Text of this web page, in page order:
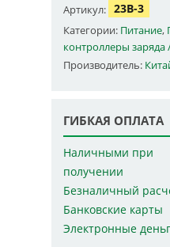
Артикул: 23B-3
Категории: Питание,
контроллеры заряда
Производитель:
ГИБКАЯ ОПЛАТА
Наличными при
получении
Безналичный
Банковские карты
Электронные